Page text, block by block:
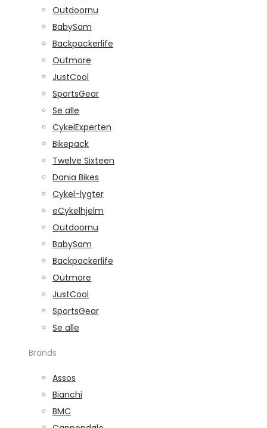
Outdoornu
BabySam
Backpackerlife
Outmore
JustCool
SportsGear
Se alle
CykelExperten
Bikepack
Twelve Sixteen
Dania Bikes
Cykel-lygter
eCykelhjelm
Outdoornu
BabySam
Backpackerlife
Outmore
JustCool
SportsGear
Se alle
Brands
Assos
Bianchi
BMC